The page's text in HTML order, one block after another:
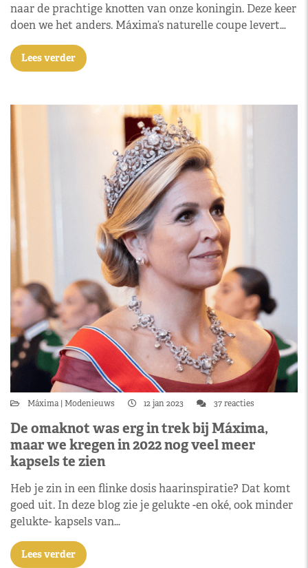
naar de prachtige knotten van onze koningin. Deze keer
doen we het anders. Máxima’s naturelle coupe levert…
Lees verder
Máxima Modenieuws 12 jan 2023 37 reacties
De omaknot was erg in trek bij Máxima,
maar we kregen in 2022 nog veel meer
kapsels te zien
Heb je zin in een flinke dosis haarinspiratie? Dat komt
goed uit. In deze blog zie je gelukte -en oké, ook minder
gelukte- kapsels van…
Lees verder